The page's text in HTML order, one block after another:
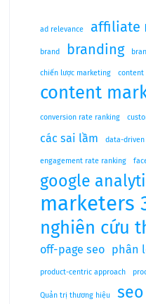
ad relevance affiliate
brand branding
chiến lược marketing content
content
conversion rate ranking
các sai lầm data-driven
engagement rate ranking
google
marketers
nghiên cứu
off-page seo
phân
product-centric approach
Quản trị thương hiệu seo